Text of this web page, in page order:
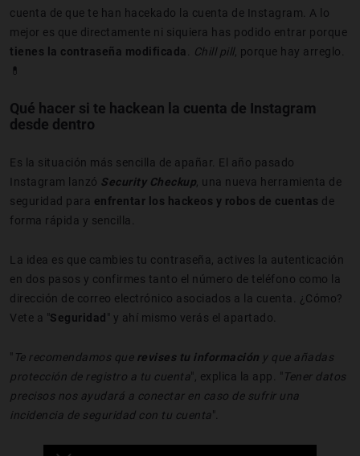
cuenta de que te han hacekado la cuenta de Instagram. A lo
mejor es que directamente ni siquiera has podido entrar porque
tienes la contraseña modificada
Chill pill, porque hay arreglo.
💊
Qué hacer si te hackean la cuenta de Instagram
desde dentro
Es la situación más sencilla de apañar. El año pasado
Instagram lanzó Security Checkup , una nueva herramienta de
seguridad para enfrentar los hackeos y robos de cuentas de
forma rápida y sencilla.
La idea es que cambies tu contraseña, actives la autenticación
en dos pasos y confirmes tanto el número de teléfono como la
dirección de correo electrónico asociados a la cuenta. ¿Cómo?
Vete a "Seguridad " y ahí mismo verás el apartado.
" Te recomendamos que revises tu información y que añadas
protección de registro a tu cuenta", explica la app. " Tener datos
precisos nos ayudará a conectar en caso de sufrir una
incidencia de seguridad con tu cuenta".